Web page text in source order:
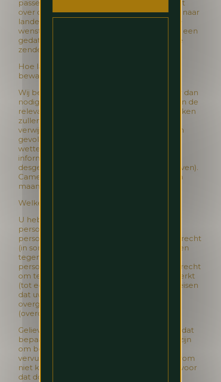
passende waarborgen. Indien u vragen hebt
over overdracht van uw persoonsgegevens naar
landen buiten de EER, of indien u een kopie
wenst te verkrijgen van documenten, kan u een
gedateerd en ondertekend verzoek hiertoe
zenden naar Hilton Brussel Grand Place.
Hoe lang blijven de persoonsgegevens
bewaard?
Wij bewaren persoonsgegevens niet langer dan
nodig is, rekening houdend met het doel van de
relevante verwerking. Onze verantwoordelijken
zullen verzekeren dat procedures voor de
verwijdering van persoonsgegevens worden
gevolgd (gelieve te noteren dat sommige
wetten vereisen dat bepaalde types van
informatie gedurende een welbepaalde,
desgevallend langere, periode bewaard blijven).
Camerabeelden houden we in principe één
maand bij.
Welke rechten hebt u als betrokkene?
U hebt het recht op toegang tot uw
persoonsgegevens, het recht om uw
persoonsgegevens te laten corrigeren, het recht
(in sommige gevallen) om bezwaar te maken
tegen de verwerking en om te eisen dat
persoonsgegevens worden verwijderd, het recht
om te eisen dat hun verwerking wordt beperkt
(tot een welbepaald doel), en het recht te eisen
dat uw persoonsgegevens aan u worden
overgedragen op een IT-medium
(overdraagbaarheid van de gegevens).
Gelieve er echter rekening mee te houden dat
bepaalde persoonsgegevens noodzakelijk zijn
om bepaalde verplichtingen te kunnen
vervullen, zoals betalingsinformatie, en daarom
niet kunnen worden beperkt of verwijderd voor
dat doel.